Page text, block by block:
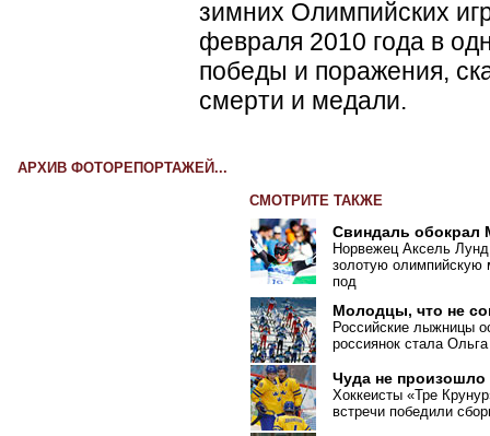
зимних Олимпийских
февраля 2010 года в
победы и поражения,
смерти и медали.
АРХИВ ФОТОРЕПОРТАЖЕЙ...
СМОТРИТЕ ТАКЖЕ
Свиндаль обокрал
Норвежец Аксель
золотую олимпийскую
под
Молодцы, что не
Российские лыжницы
россиянок стала
Чуда не произошло
Хоккеисты «Тре
встречи победили